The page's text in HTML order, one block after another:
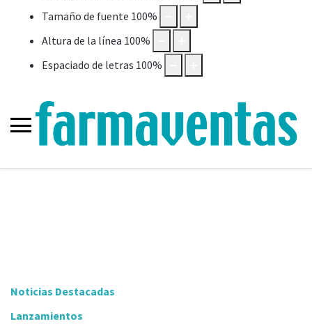
Tamaño de fuente 100%
Altura de la línea 100%
Espaciado de letras 100%
Noticias Destacadas
Lanzamientos